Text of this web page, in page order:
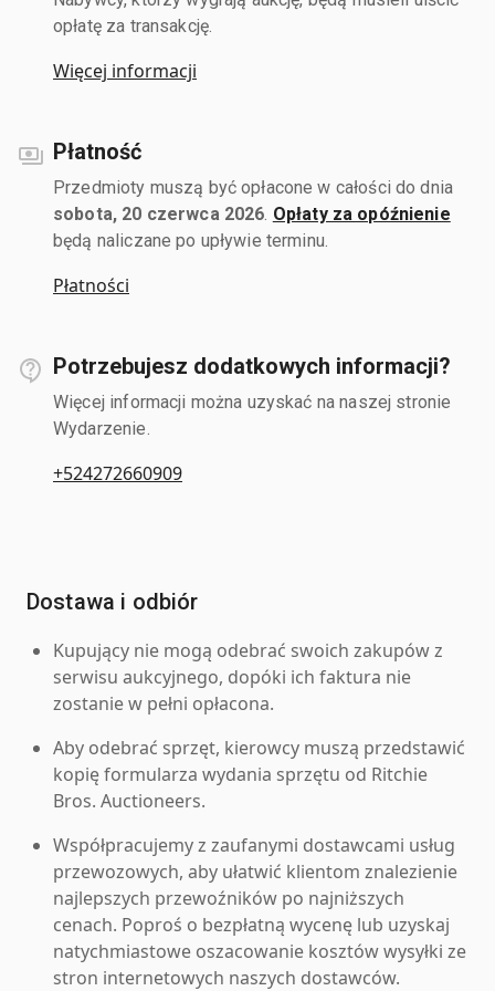
opłatę za transakcję.
Więcej informacji
Płatność
Przedmioty muszą być opłacone w całości do dnia
sobota, 20 czerwca 2026 Opłaty za opóźnienie
będą naliczane po upływie terminu.
Płatności
Potrzebujesz dodatkowych informacji?
Więcej informacji można uzyskać na naszej stronie
Wydarzenie.
+524272660909
Dostawa i odbiór
Kupujący nie mogą odebrać swoich zakupów z
serwisu aukcyjnego, dopóki ich faktura nie
zostanie w pełni opłacona.
Aby odebrać sprzęt, kierowcy muszą przedstawić
kopię formularza wydania sprzętu od Ritchie
Bros. Auctioneers.
Współpracujemy z zaufanymi dostawcami usług
przewozowych, aby ułatwić klientom znalezienie
najlepszych przewoźników po najniższych
cenach. Poproś o bezpłatną wycenę lub uzyskaj
natychmiastowe oszacowanie kosztów wysyłki ze
stron internetowych naszych dostawców.